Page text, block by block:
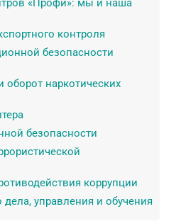
«Профи»: мы и наша
контроля
безопасности
наркотических
безопасности
коррупции
управления и обучения